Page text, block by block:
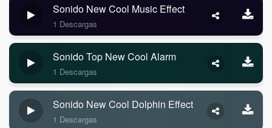
Sonido New Cool Music Effect
1 Descargas
Sonido Top New Cool Alarm
1 Descargas
Sonido New Cool Dolphin Effect
1 Descargas